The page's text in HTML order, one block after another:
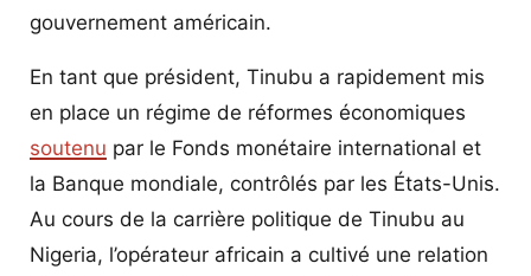
gouvernement américain.
En tant que président, Tinubu a rapidement mis
en place un régime de réformes économiques
soutenu par le Fonds monétaire international et
la Banque mondiale, contrôlés par les États-Unis.
Au cours de la carrière politique de Tinubu au
Nigeria, l’opérateur africain a cultivé une relation